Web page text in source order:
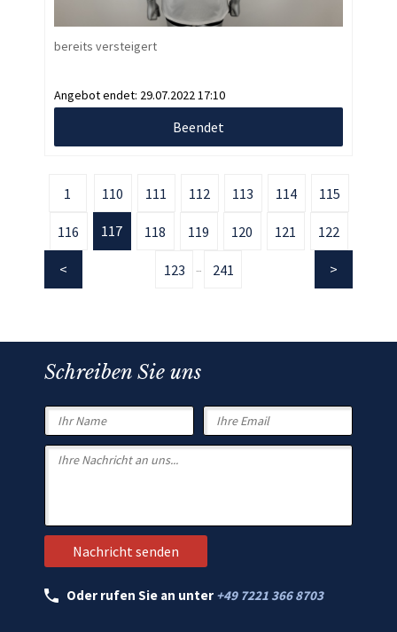
bereits versteigert
Angebot endet: 29.07.2022 17:10
Beendet
1 110 111 112 113 114 115
116 117 118 119 120 121 122
123 ... 241
Schreiben Sie uns
Oder rufen Sie an unter +49 7221 366 8703